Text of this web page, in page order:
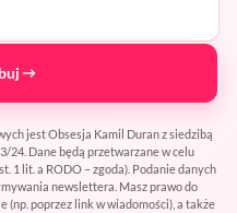
jest Obsesja Kamil Duran z siedzibą
24. Dane będą przetwarzane w celu
1 lit. a RODO – zgoda). Podanie danych
newslettera. Masz prawo do
(np. poprzez link w wiadomości), a także